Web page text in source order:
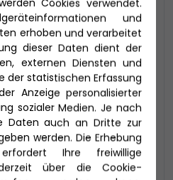
(MA)
Bad mit
Cookies verwendet.
und
erhoben und verarbeitet
dieser Daten dient der
externen Diensten und
der statistischen Erfassung
Anzeige personalisierter
sozialer Medien. Je nach
Daten auch an Dritte zur
werden. Die Erhebung
Ihre freiwillige
über die Cookie-